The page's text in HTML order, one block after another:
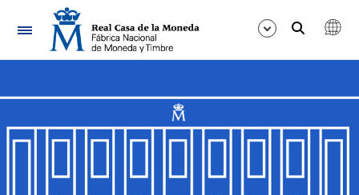
Navegació
Mostra/Amaga